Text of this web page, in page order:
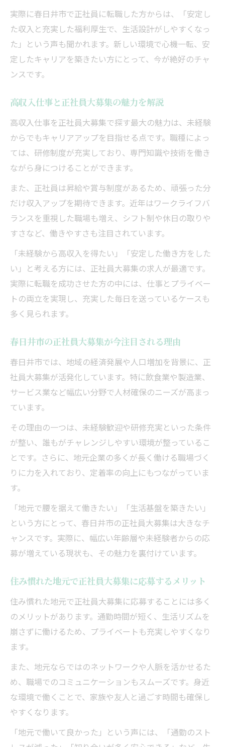
正社員大募集による高収入仕事の幅広い選
択肢
高収入正社員大募集の業界動向と今後の展
望
方
高収入仕事が増加する春日井市の雇用環境
正社員大募集で希望に合う職種を見つける
コツ
正社員大募集で叶うワークライフバランスの秘
正社員大募集が実現する理想の働き方とは
高収入とワークライフバランスの両立方法
正社員大募集で休日や福利厚生を重視する
働きやすさが魅力の正社員大募集求人の特
徴
高収入仕事とプライベート充実のポイント
高収入正社員で生活向上を目指す魅力とは
由
高収入正社員で得られる暮らしの変化と満
足度
正社員大募集による収入アップの具体的な
生活向上を支える正社員大募集の福利厚生
高収入正社員仕事がもたらす将来の安心感
新たなキャリアに挑戦するための求人動向
正社員大募集が示す最新の求人動向と流れ
析
転職市場で注目される正社員大募集の特徴
業界ごとに変化する正社員大募集の求人傾
向
新キャリアを後押しする正社員大募集の魅
実際に春日井市で正社員に転職した方からは、「安定し
た収入と充実した福利厚生で、生活設計がしやすくなっ
た」という声も聞かれます。新しい環境で心機一転、安
定したキャリアを築きたい方にとって、今が絶好のチャ
ンスです。
高収入仕事と正社員大募集の魅力を解説
高収入仕事を正社員大募集で探す最大の魅力は、未経験
からでもキャリアアップを目指せる点です。職種によっ
ては、研修制度が充実しており、専門知識や技術を働き
ながら身につけることができます。
また、正社員は昇給や賞与制度があるため、頑張った分
だけ収入アップを期待できます。近年はワークライフバ
ランスを重視した職場も増え、シフト制や休日の取りや
すさなど、働きやすさも注目されています。
「未経験から高収入を得たい」「安定した働き方をした
い」と考える方には、正社員大募集の求人が最適です。
実際に転職を成功させた方の中には、仕事とプライベー
トの両立を実現し、充実した毎日を送っているケースも
多く見られます。
春日井市の正社員大募集が今注目される理由
春日井市では、地域の経済発展や人口増加を背景に、正
社員大募集が活発化しています。特に飲食業や製造業、
サービス業など幅広い分野で人材確保のニーズが高まっ
ています。
その理由の一つは、未経験歓迎や研修充実といった条件
が整い、誰もがチャレンジしやすい環境が整っているこ
とです。さらに、地元企業の多くが長く働ける職場づく
りに力を入れており、定着率の向上にもつながっていま
す。
「地元で腰を据えて働きたい」「生活基盤を築きたい」
という方にとって、春日井市の正社員大募集は大きなチ
ャンスです。実際に、幅広い年齢層や未経験者からの応
募が増えている現状も、その魅力を裏付けています。
住み慣れた地元で正社員大募集に応募するメリット
住み慣れた地元で正社員大募集に応募することには多く
のメリットがあります。通勤時間が短く、生活リズムを
崩さずに働けるため、プライベートも充実しやすくなり
ます。
また、地元ならではのネットワークや人脈を活かせるた
め、職場でのコミュニケーションもスムーズです。身近
な環境で働くことで、家族や友人と過ごす時間も確保し
やすくなります。
「地元で働いて良かった」という声には、「通勤のスト